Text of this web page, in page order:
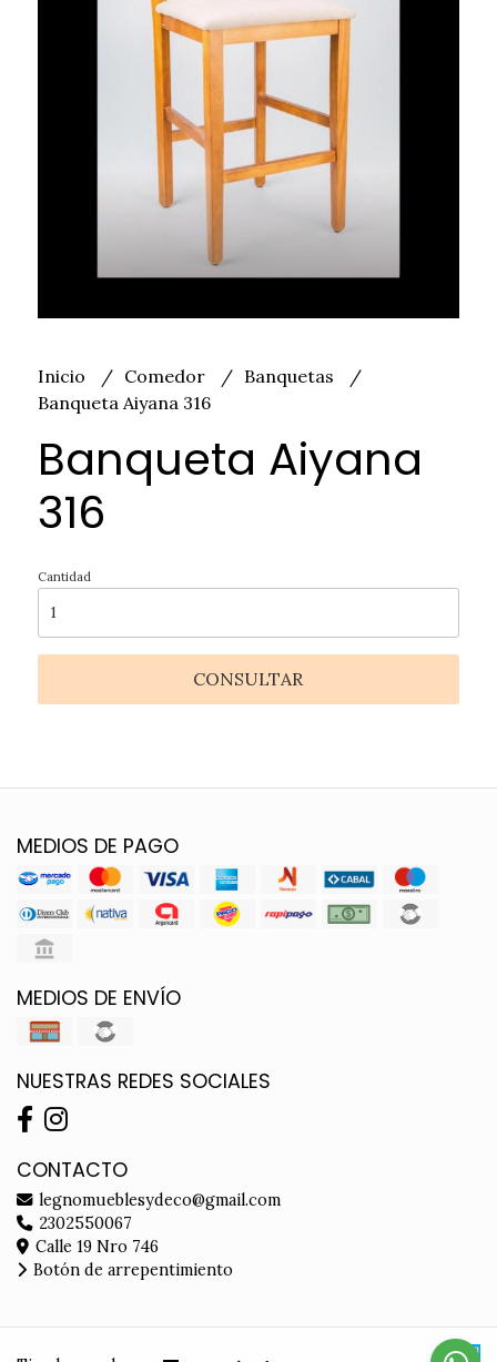
Inicio Comedor
Banquetas
Banqueta Aiyana 316
Banqueta Aiyana
316
Cantidad
CONSULTAR
MEDIOS DE PAGO
MEDIOS DE ENVÍO
NUESTRAS REDES SOCIALES
CONTACTO
legnomueblesydeco@gmail.com
2302550067
Calle 19 Nro 746
Botón de arrepentimiento